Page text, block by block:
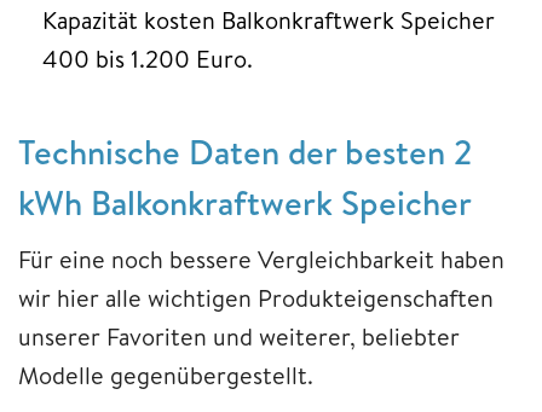
Kapazität kosten Balkonkraftwerk Speicher
400 bis 1.200 Euro.
Technische Daten der besten 2
kWh Balkonkraftwerk Speicher
Für eine noch bessere Vergleichbarkeit haben
wir hier alle wichtigen Produkteigenschaften
unserer Favoriten und weiterer, beliebter
Modelle gegenübergestellt.